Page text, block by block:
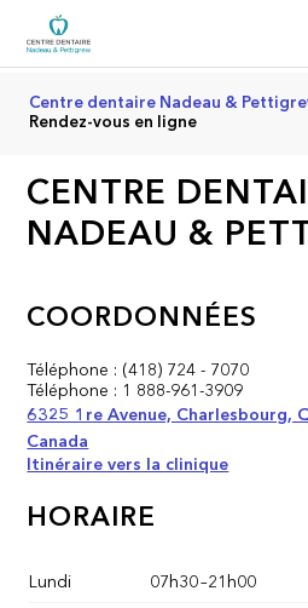
Centre dentaire Nadeau &
Rendez-vous en ligne
CENTRE
NADEAU &
COORDONNÉES
Téléphone : (418) 724 - 7070
Téléphone : 1 888-961-3909
6325 1re Avenue, Charlesbourg,
Canada
Itinéraire vers la clinique
HORAIRE
Lundi 07h30–21h00